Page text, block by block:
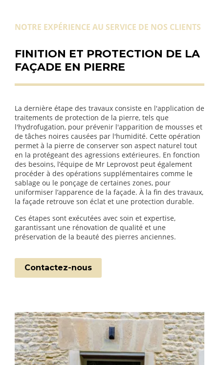
NOTRE EXPÉRIENCE AU SERVICE DE NOS CLIENTS
FINITION ET PROTECTION DE LA
FAÇADE EN PIERRE
La dernière étape des travaux consiste en l'application de
traitements de protection de la pierre, tels que
l'hydrofugation, pour prévenir l'apparition de mousses et
de tâches noires causées par l'humidité. Cette opération
permet à la pierre de conserver son aspect naturel tout
en la protégeant des agressions extérieures. En fonction
des besoins, l’équipe de Mr Leprovost peut également
procéder à des opérations supplémentaires comme le
sablage ou le ponçage de certaines zones, pour
uniformiser l’apparence de la façade. À la fin des travaux,
la façade retrouve son éclat et une protection durable.
Ces étapes sont exécutées avec soin et expertise,
garantissant une rénovation de qualité et une
préservation de la beauté des pierres anciennes.
Contactez-nous